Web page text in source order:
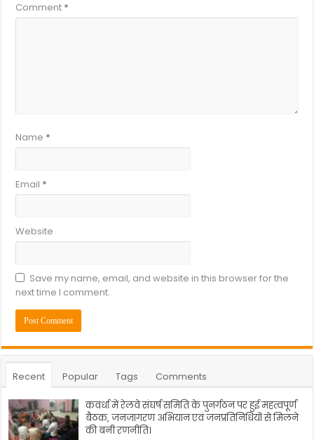
Comment *
Name *
Email *
Website
Save my name, email, and website in this browser for the
next time I comment.
Recent Popular Tags Comments
कवर्धा में रेलवे संघर्ष समिति के पुनर्गठन पर हुई महत्वपूर्ण
बैठक, जनजागरण अभियान एवं जनप्रतिनिधियों से मिलने
की बनी रणनीति।